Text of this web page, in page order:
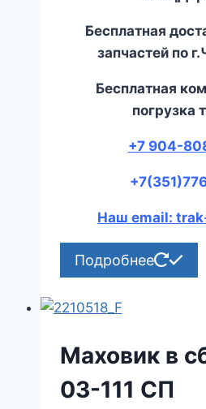
Бесплатная
запчастей по
Бесплатная
погрузка
+7 904-
Наш email:
Подробнее
Маховик в
03-111 СП